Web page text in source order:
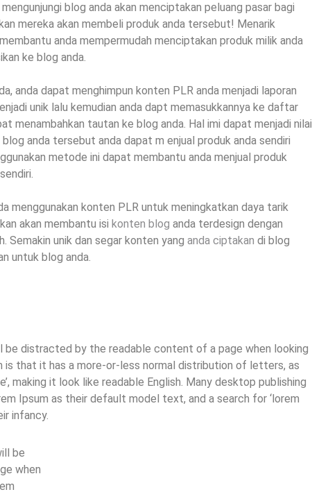
blog anda akan menciptakan peluang pasar bagi
mereka akan membeli produk anda tersebut! Menarik
membantu anda mempermudah menciptakan produk milik anda
ke blog anda.
anda dapat menghimpun konten PLR anda menjadi laporan
unik lalu kemudian anda dapt memasukkannya ke daftar
menambahkan tautan ke blog anda. Hal imi dapat menjadi nilai
anda tersebut anda dapat m enjual produk anda sendiri
metode ini dapat membantu anda menjual produk
menggunakan konten PLR untuk meningkatkan daya tarik
akan membantu isi konten blog anda terdesign dengan
Semakin unik dan segar konten yang anda ciptakan di blog
untuk blog anda.
distracted by the readable content of a page when looking
that it has a more-or-less normal distribution of letters, as
making it look like readable English. Many desktop publishing
Ipsum as their default model text, and a search for ‘lorem
infancy.
be
when